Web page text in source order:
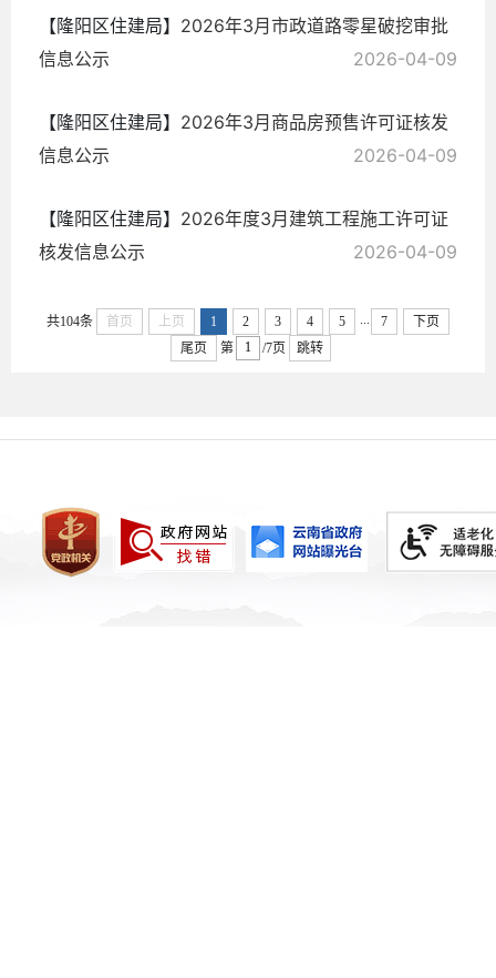
【隆阳区住建局】 2026年3月市政道路零星破挖审批
信息公示
2026-04-09
【隆阳区住建局】 2026年3月商品房预售许可证核发
信息公示
2026-04-09
【隆阳区住建局】 2026年度3月建筑工程施工许可证
核发信息公示
2026-04-09
共104条 首页 上页 1 2 3 4 5 ... 7
下页
尾页
第 /7页 跳转